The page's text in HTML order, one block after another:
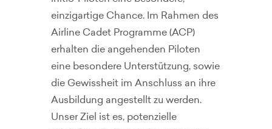
einzigartige Chance. Im Rahmen des
Airline Cadet Programme (ACP)
erhalten die angehenden Piloten
eine besondere Unterstützung, sowie
die Gewissheit im Anschluss an ihre
Ausbildung angestellt zu werden.
Unser Ziel ist es, potenzielle